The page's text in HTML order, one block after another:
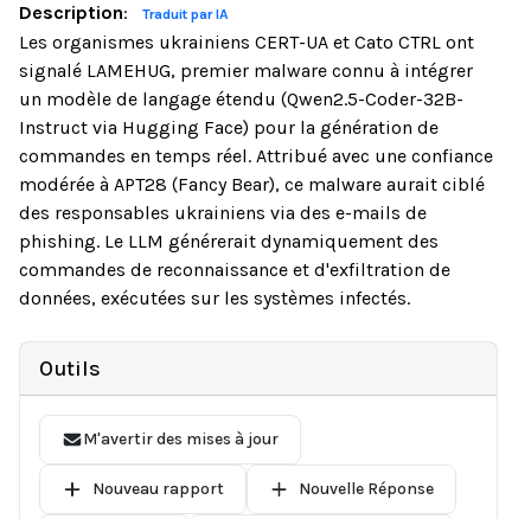
Description: Traduit par IA
Les organismes ukrainiens CERT-UA et Cato CTRL ont
signalé LAMEHUG, premier malware connu à intégrer
un modèle de langage étendu (Qwen2.5-Coder-32B-
Instruct via Hugging Face) pour la génération de
commandes en temps réel. Attribué avec une confiance
modérée à APT28 (Fancy Bear), ce malware aurait ciblé
des responsables ukrainiens via des e-mails de
phishing. Le LLM générerait dynamiquement des
commandes de reconnaissance et d'exfiltration de
données, exécutées sur les systèmes infectés.
Outils
M'avertir des mises à jour
Nouveau rapport Nouvelle Réponse